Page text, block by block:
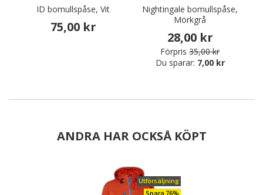
ID bomullspåse, Vit
75,00 kr
Nightingale bomullspåse,
Mörkgrå
28,00 kr
Förpris 35,00 kr
Du sparar: 7,00 kr
ANDRA HAR OCKSÅ KÖPT
Utförsäljning